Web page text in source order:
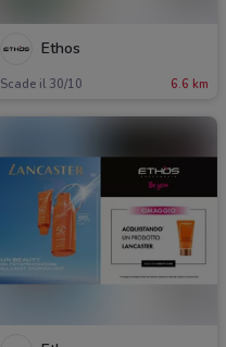
Ethos
Scade il 30/10 6.6 km